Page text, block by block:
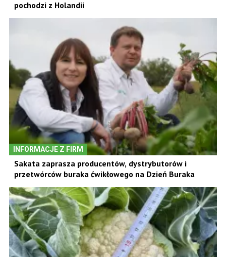
pochodzi z Holandii
INFORMACJE Z FIRM
Sakata zaprasza producentów, dystrybutorów i
przetwórców buraka ćwikłowego na Dzień Buraka